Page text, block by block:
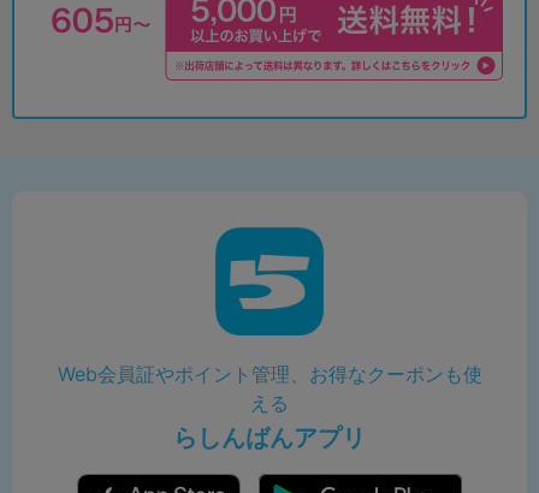
Web会員証やポイント管理、お得なクーポンも使
える
らしんばんアプリ